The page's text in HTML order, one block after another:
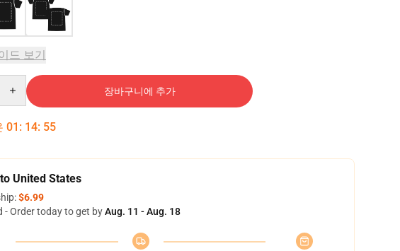
드 보기
장바구니에 추가
01 : 14: 54
United States
$6.99
- Order today to get byAug. 11 - Aug. 18